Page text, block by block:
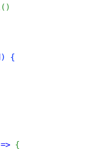
( )
)
{
=> {